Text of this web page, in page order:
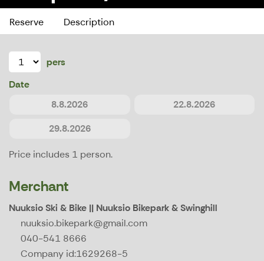
Reserve Description
pers
Date
8.8.2026
22.8.2026
29.8.2026
Price includes 1 person.
Merchant
Nuuksio Ski & Bike || Nuuksio Bikepark & Swinghill
nuuksio.bikepark@gmail.com
040-541 8666
Company id:1629268-5